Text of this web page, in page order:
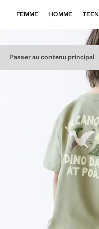
Passer au contenu principal
FEMME HOMME TEEN